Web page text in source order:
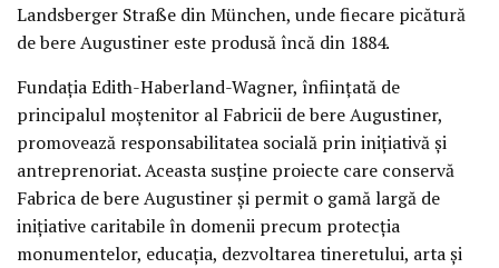
Landsberger Straße din München, unde fiecare picătură
de bere Augustiner este produsă încă din 1884.
Fundația Edith-Haberland-Wagner, înființată de
principalul moștenitor al Fabricii de bere Augustiner,
promovează responsabilitatea socială prin inițiativă și
antreprenoriat. Aceasta susține proiecte care conservă
Fabrica de bere Augustiner și permit o gamă largă de
inițiative caritabile în domenii precum protecția
monumentelor, educația, dezvoltarea tineretului, arta și